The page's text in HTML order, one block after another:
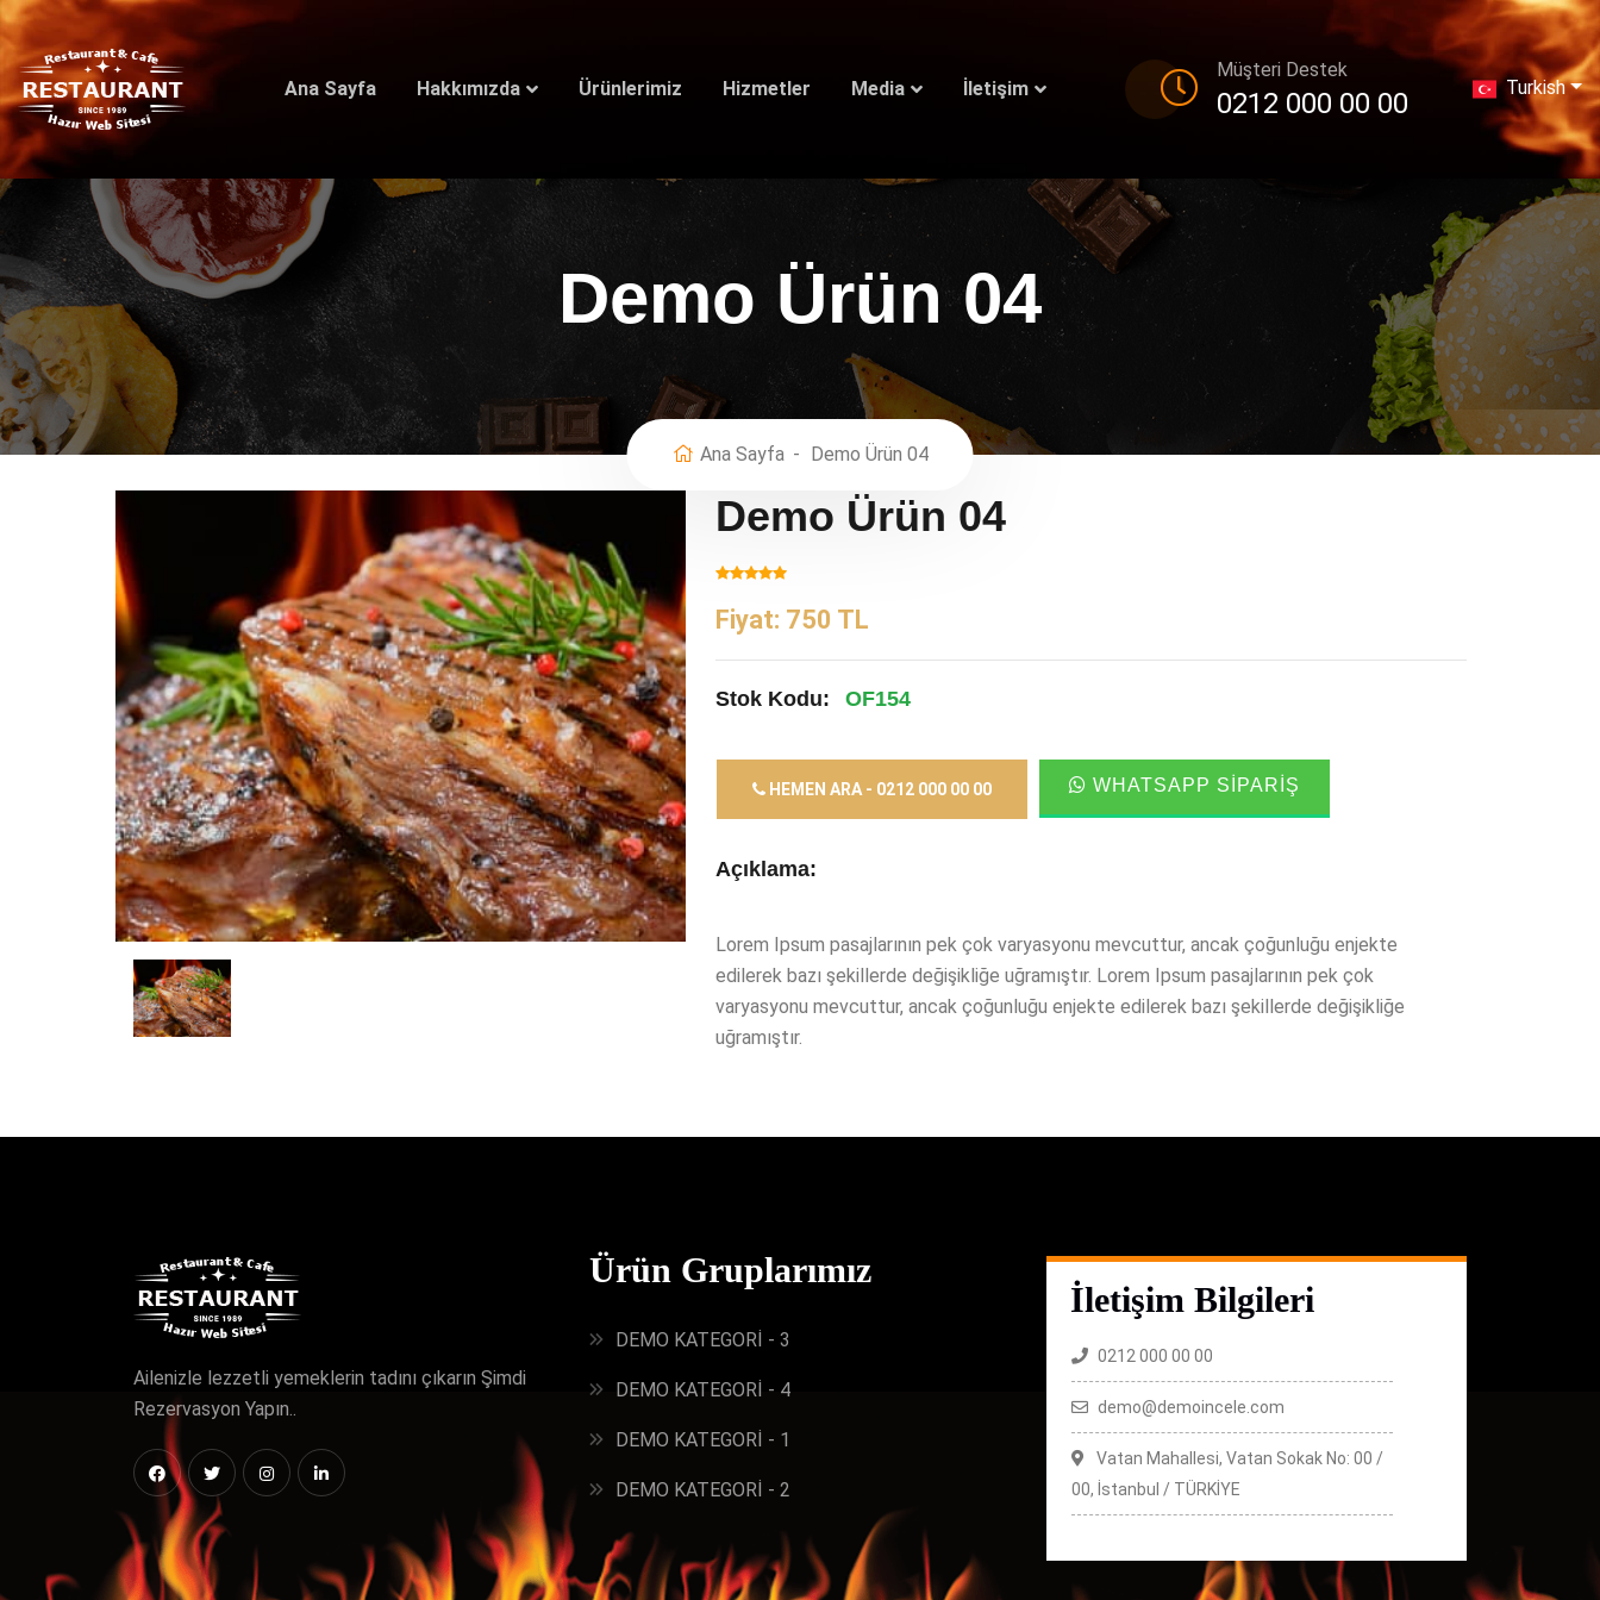
Ana Sayfa Hakkımızda Ürünlerimiz Hizmetler Media İletişim
Müşteri Destek
0212 000 00 00 Turkish
Demo Ürün 04
Ana Sayfa Demo Ürün 04
Demo Ürün 04
Fiyat: 750 TL
Stok Kodu: OF154
HEMEN ARA - 0212 000 00 00 WHATSAPP SIPARIŞ
Açıklama:
Lorem Ipsum pasajlarının pek çok varyasyonu mevcuttur, ancak çoğunluğu enjekte
edilerek bazı şekillerde değişikliğe uğramıştır. Lorem Ipsum pasajlarının pek çok
varyasyonu mevcuttur, ancak çoğunluğu enjekte edilerek bazı şekillerde değişikliğe
uğramıştır.
Ailenizle lezzetli yemeklerin tadını çıkarın Şimdi
Rezervasyon Yapın..
Ürün Gruplarımız
DEMO KATEGORİ - 3
DEMO KATEGORİ - 4
DEMO KATEGORİ - 1
DEMO KATEGORİ - 2
İletişim Bilgileri
0212 000 00 00
demo@demoincele.com
Vatan Mahallesi, Vatan Sokak No: 00 /
00, İstanbul / TÜRKİYE